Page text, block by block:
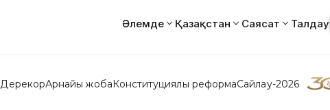
Әлемде Қазақстан Саясат Талдау
ДерекқорАрнайы жобаКонституциялық реформаСайлау-2026